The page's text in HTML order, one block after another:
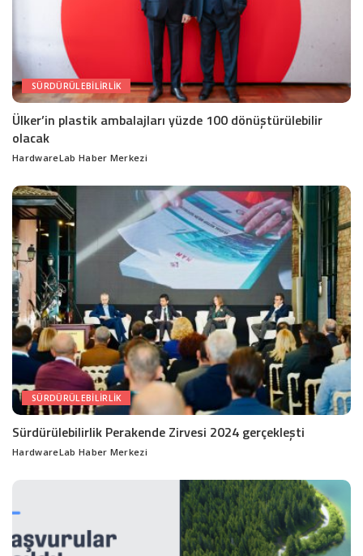
SÜRDÜRÜLEBILIRLIK
Ülker’in plastik ambalajları yüzde 100 dönüştürülebilir
olacak
Posted
HardwareLab Haber Merkezi
SÜRDÜRÜLEBILIRLIK
Sürdürülebilirlik Perakende Zirvesi 2024 gerçekleşti
Posted
HardwareLab Haber Merkezi